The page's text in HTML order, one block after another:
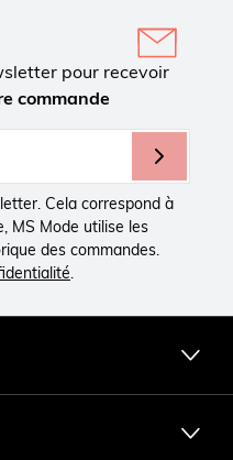
pour recevoir
commande
Cela correspond à
MS Mode utilise les
des commandes.
.